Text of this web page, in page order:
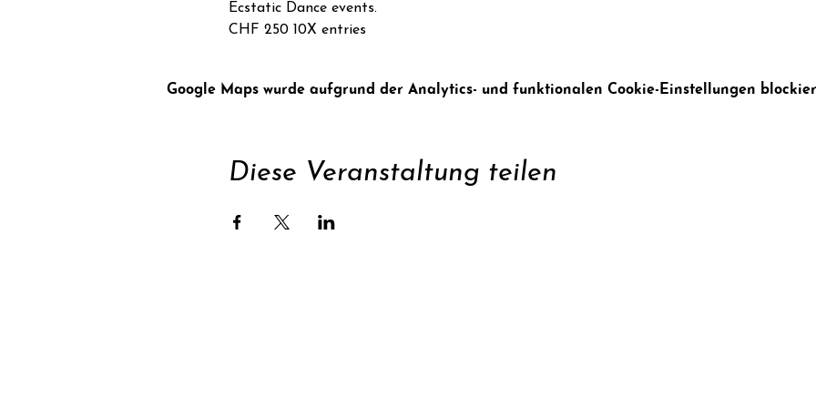
Ecstatic Dance events.
CHF 250 10X entries
Google Maps wurde aufgrund der Analytics- und funktionalen Cookie-Einstellungen
Diese Veranstaltung teilen